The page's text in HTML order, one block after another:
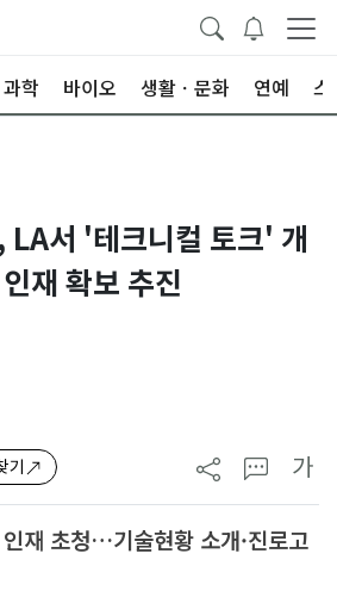
학 바이오 생활ㆍ문화 연예 스
LA서 '테크니컬 토크' 개
재 확보 추진
기 가
재 초청…기술현황 소개·진로고